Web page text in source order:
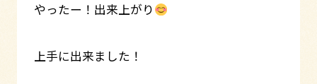
やったー！出来上がり
上手に出来ました！